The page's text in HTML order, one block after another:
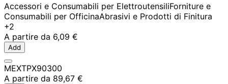
Accessori e Consumabili per ElettroutensiliForniture e
Consumabili per OfficinaAbrasivi e Prodotti di Finitura
+2
A partire da 6,09 €
Add
MEXTPX90300
A partire da 89,67 €